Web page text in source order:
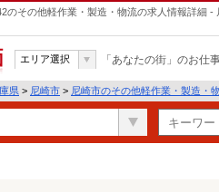
その他軽作業・製造・物流の求人情報詳細 -
エリア選択 「あなたの街」のお仕
県 > 尼崎市 > 尼崎市のその他軽作業・製造・